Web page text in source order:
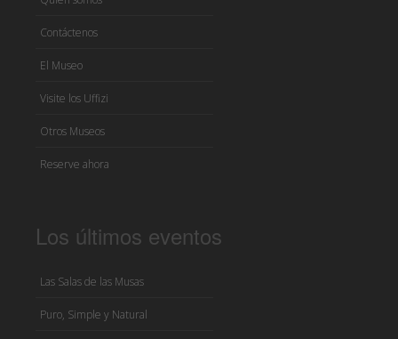
Contáctenos
El Museo
Visite los Uffizi
Otros Museos
Reserve ahora
Los últimos eventos
Las Salas de las Musas
Puro, Simple y Natural